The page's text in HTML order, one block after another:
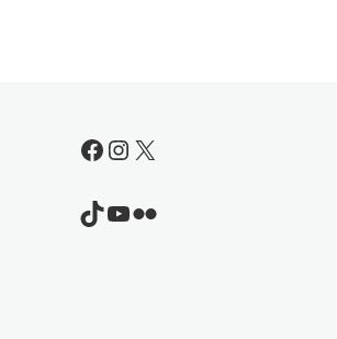
Facebook
Instagram
X
TikTok
YouTube
Flickr